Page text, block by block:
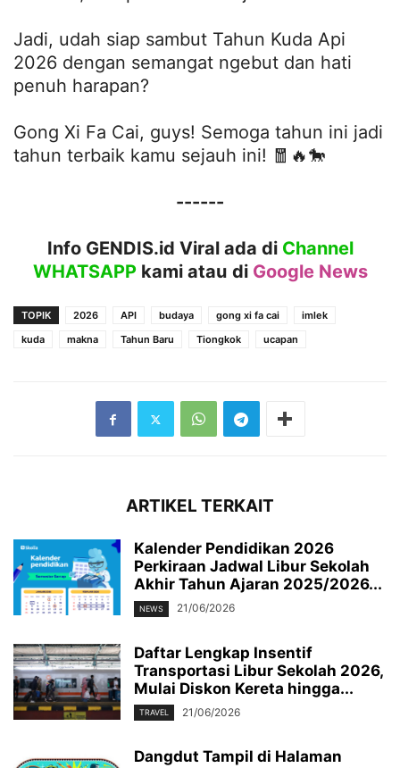
Jadi, udah siap sambut Tahun Kuda Api
2026 dengan semangat ngebut dan hati
penuh harapan?
Gong Xi Fa Cai, guys! Semoga tahun ini jadi
tahun terbaik kamu sejauh ini! 🧧🔥🐎
------
Info GENDIS.id Viral ada di Channel
WHATSAPPkami atau di Google News
TOPIK 2026 API budaya gong xi fa cai
imlek
kuda
makna Tahun Baru Tiongkok ucapan
ARTIKEL TERKAIT
Kalender Pendidikan 2026
Perkiraan Jadwal Libur Sekolah
Akhir Tahun Ajaran 2025/2026...
NEWS 21/06/2026
Daftar Lengkap Insentif
Transportasi Libur Sekolah 2026,
Mulai Diskon Kereta hingga...
TRAVEL 21/06/2026
Dangdut Tampil di Halaman